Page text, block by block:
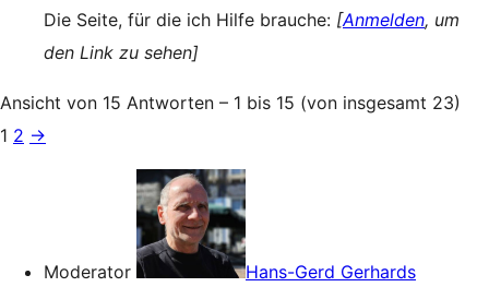
Die Seite, für die ich Hilfe brauche: [Anmelden, um
den Link zu sehen]
Ansicht von 15 Antworten – 1 bis 15 (von insgesamt 23)
1 2 →
Moderator Hans-Gerd Gerhards